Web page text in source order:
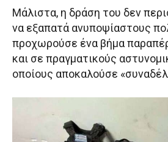
Μάλιστα, η δράση του δεν
να εξαπατά ανυποψίαστους
προχωρούσε ένα βήμα
και σε πραγματικούς
οποίους αποκαλούσε